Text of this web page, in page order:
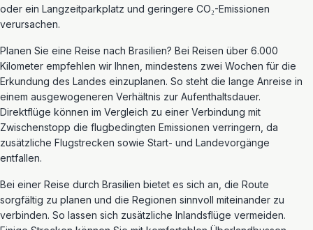
oder ein Langzeitparkplatz und geringere CO₂-Emissionen
verursachen.
Planen Sie eine Reise nach Brasilien? Bei Reisen über 6.000
Kilometer empfehlen wir Ihnen, mindestens zwei Wochen für die
Erkundung des Landes einzuplanen. So steht die lange Anreise in
einem ausgewogeneren Verhältnis zur Aufenthaltsdauer.
Direktflüge können im Vergleich zu einer Verbindung mit
Zwischenstopp die flugbedingten Emissionen verringern, da
zusätzliche Flugstrecken sowie Start- und Landevorgänge
entfallen.
Bei einer Reise durch Brasilien bietet es sich an, die Route
sorgfältig zu planen und die Regionen sinnvoll miteinander zu
verbinden. So lassen sich zusätzliche Inlandsflüge vermeiden.